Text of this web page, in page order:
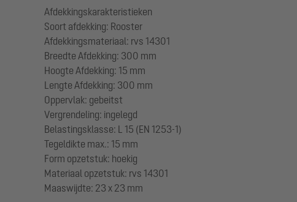
Afdekkingskarakteristieken
Soort afdekking: Rooster
Afdekkingsmateriaal: rvs 14301
Breedte Afdekking: 300 mm
Hoogte Afdekking: 15 mm
Lengte Afdekking: 300 mm
Oppervlak: gebeitst
Vergrendeling: ingelegd
Belastingsklasse: L 15 (EN 1253-1)
Tegeldikte max.: 15 mm
Form opzetstuk: hoekig
Materiaal opzetstuk: rvs 14301